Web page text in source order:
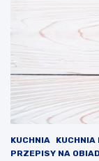
KUCHNIA KUCHNIA
PRZEPISY NA OBIAD